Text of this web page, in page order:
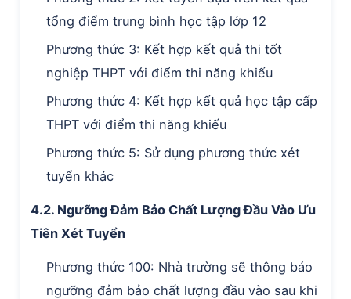
tổng điểm trung bình học tập lớp 12
Phương thức 3: Kết hợp kết quả thi tốt
nghiệp THPT với điểm thi năng khiếu
Phương thức 4: Kết hợp kết quả học tập cấp
THPT với điểm thi năng khiếu
Phương thức 5: Sử dụng phương thức xét
tuyển khác
4.2. Ngưỡng Đảm Bảo Chất Lượng Đầu Vào Ưu
Tiên Xét Tuyển
Phương thức 100: Nhà trường sẽ thông báo
ngưỡng đảm bảo chất lượng đầu vào sau khi